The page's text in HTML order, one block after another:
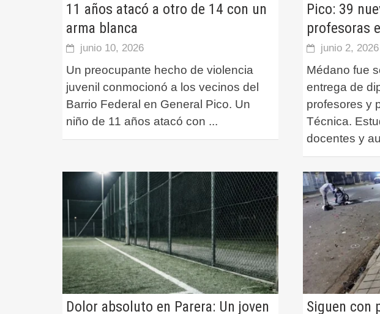
11 años atacó a otro de 14 con un
arma blanca
junio 10, 2026
Un preocupante hecho de violencia
juvenil conmocionó a los vecinos del
Barrio Federal en General Pico. Un
niño de 11 años atacó con ...
Pico: 39
profesoras
junio 2, 2026
Médano fue
entrega de
profesores y
Técnica.
docentes y
Dolor absoluto en Parera: Un joven
Siguen con